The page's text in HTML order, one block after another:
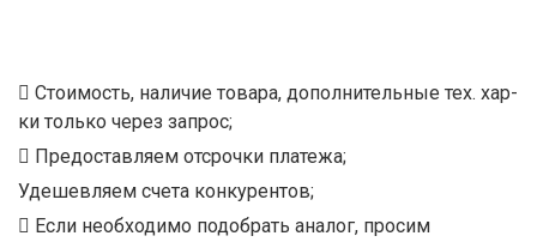
Стоимость, наличие товара, дополнительные тех. хар-
ки только через запрос;
Предоставляем отсрочки платежа;
Удешевляем счета конкурентов;
Если необходимо подобрать аналог, просим